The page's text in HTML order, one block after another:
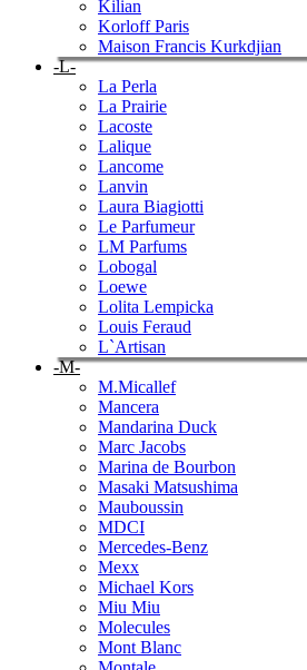
Kilian
Korloff Paris
Maison Francis Kurkdjian
-L-
La Perla
La Prairie
Lacoste
Lalique
Lancome
Lanvin
Laura Biagiotti
Le Parfumeur
LM Parfums
Lobogal
Loewe
Lolita Lempicka
Louis Feraud
L`Artisan
-M-
M.Micallef
Mancera
Mandarina Duck
Marc Jacobs
Marina de Bourbon
Masaki Matsushima
Mauboussin
MDCI
Mercedes-Benz
Mexx
Michael Kors
Miu Miu
Molecules
Mont Blanc